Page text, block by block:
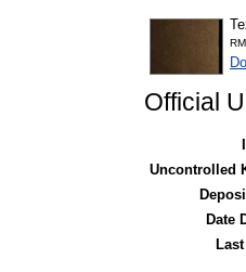
Official
Uncontrolled
Date